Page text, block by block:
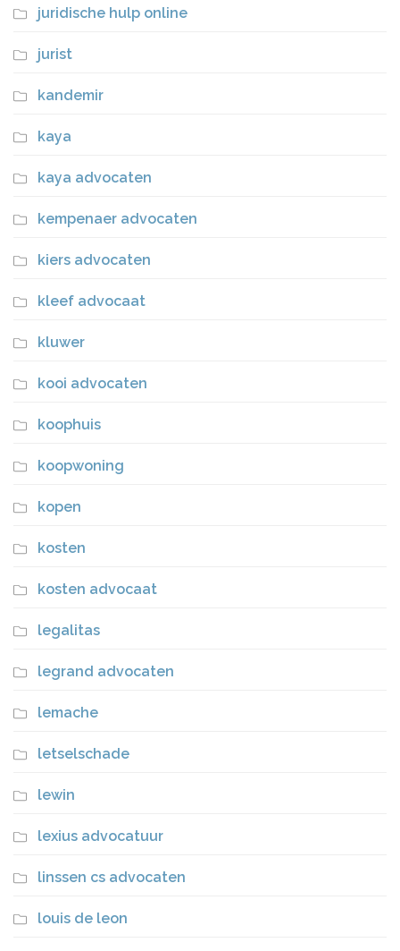
juridische hulp online
jurist
kandemir
kaya
kaya advocaten
kempenaer advocaten
kiers advocaten
kleef advocaat
kluwer
kooi advocaten
koophuis
koopwoning
kopen
kosten
kosten advocaat
legalitas
legrand advocaten
lemache
letselschade
lewin
lexius advocatuur
linssen cs advocaten
louis de leon